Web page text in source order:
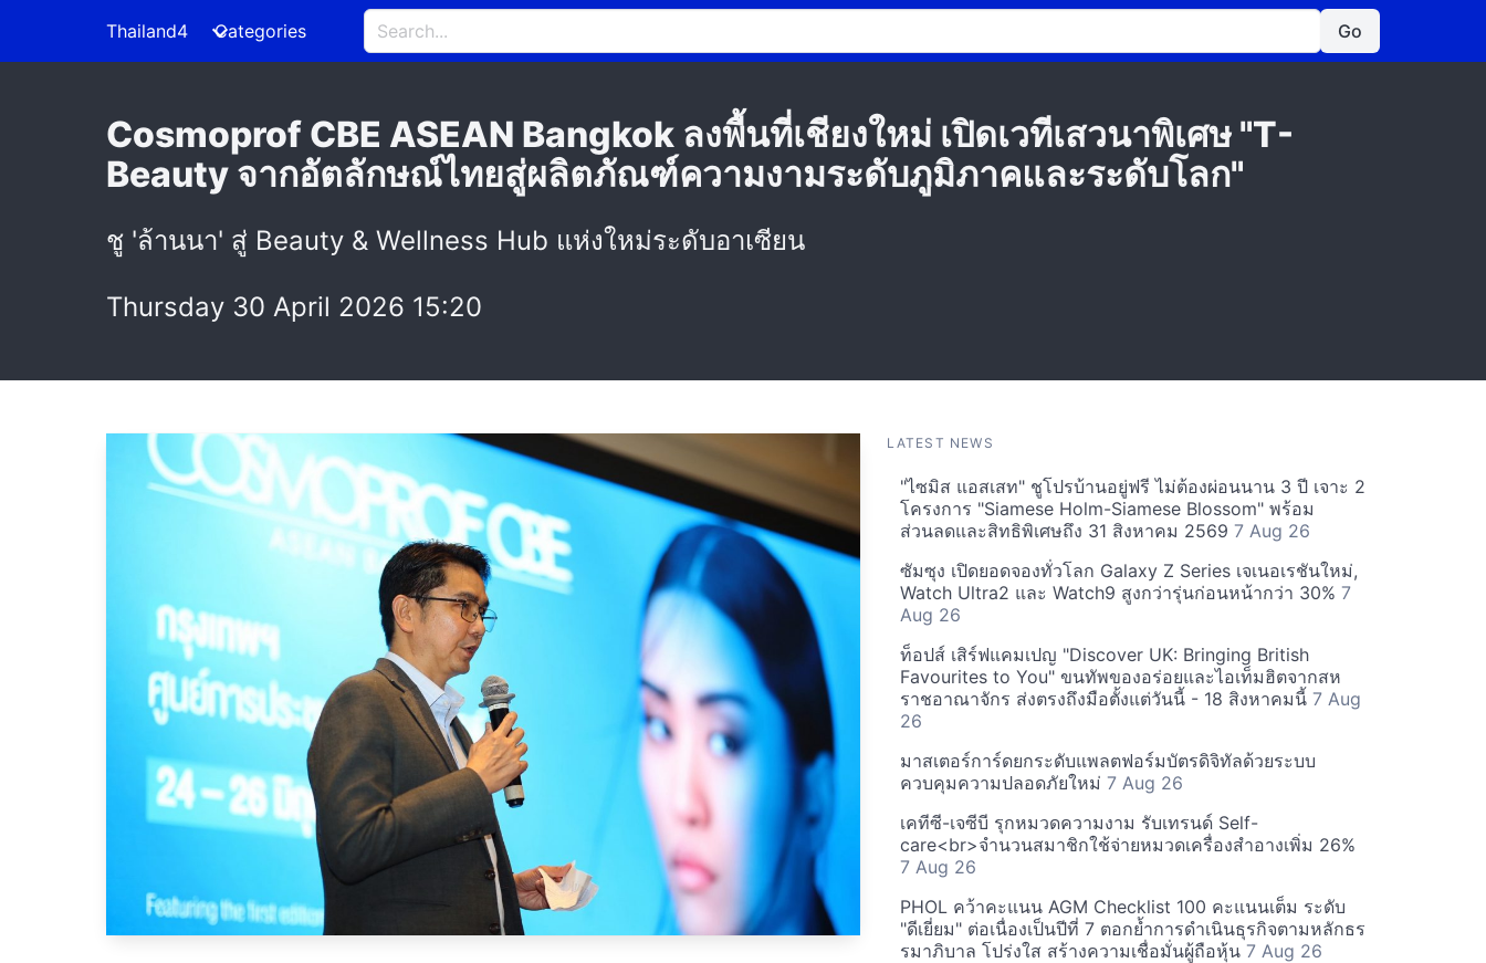
Thailand4 Categories Go
Cosmoprof CBE ASEAN Bangkok ลงพื้นที่เชียงใหม่ เปิดเวทีเสวนาพิเศษ "T-
Beauty จากอัตลักษณ์ไทยสู่ผลิตภัณฑ์ความงามระดับภูมิภาคและระดับโลก"
ชู 'ล้านนา' สู่ Beauty & Wellness Hub แห่งใหม่ระดับอาเซียน
Thursday 30 April 2026 15:20
LATEST NEWS
"ไซมิส แอสเสท" ชูโปรบ้านอยู่ฟรี ไม่ต้องผ่อนนาน 3 ปี เจาะ 2
โครงการ "Siamese Holm-Siamese Blossom" พร้อม
ส่วนลดและสิทธิพิเศษถึง 31 สิงหาคม 2569 7 Aug 26
ซัมซุง เปิดยอดจองทั่วโลก Galaxy Z Series เจเนอเรชันใหม่,
Watch Ultra2 และ Watch9 สูงกว่ารุ่นก่อนหน้ากว่า 30% 7
Aug 26
ท็อปส์ เสิร์ฟแคมเปญ "Discover UK: Bringing British
Favourites to You" ขนทัพของอร่อยและไอเท็มฮิตจากสห
ราชอาณาจักร ส่งตรงถึงมือตั้งแต่วันนี้ - 18 สิงหาคมนี้ 7 Aug
26
มาสเตอร์การ์ดยกระดับแพลตฟอร์มบัตรดิจิทัลด้วยระบบ
ควบคุมความปลอดภัยใหม่ 7 Aug 26
เคทีซี-เจซีบี รุกหมวดความงาม รับเทรนด์ Self-
care<br>จำนวนสมาชิกใช้จ่ายหมวดเครื่องสำอางเพิ่ม 26%
7 Aug 26
PHOL คว้าคะแนน AGM Checklist 100 คะแนนเต็ม ระดับ
"ดีเยี่ยม" ต่อเนื่องเป็นปีที่ 7 ตอกย้ำการดำเนินธุรกิจตามหลักธร
รมาภิบาล โปร่งใส สร้างความเชื่อมั่นผู้ถือหุ้น 7 Aug 26